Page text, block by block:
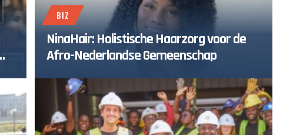
BIZ
NinaHair: Holistische Haarzorg voor de
Afro-Nederlandse Gemeenschap